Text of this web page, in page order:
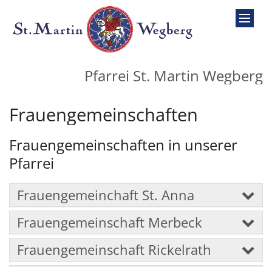
Zum Inhalt springen
Pfarrei St. Martin Wegberg
Frauengemeinschaften
Frauengemeinschaften in unserer
Pfarrei
Frauengemeinchaft St. Anna
Frauengemeinschaft Merbeck
Frauengemeinschaft Rickelrath